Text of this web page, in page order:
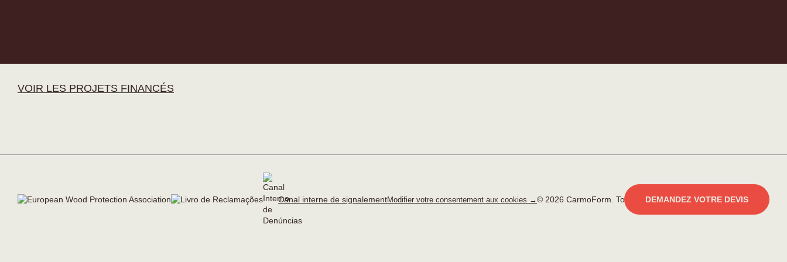
DEMANDEZ VOTRE DEVIS
VOIR LES PROJETS FINANCÉS
Canal interne de signalementModifier votre consentement aux cookies →© 2026 CarmoForm. Tous droits réservés. réalisé par KOBU